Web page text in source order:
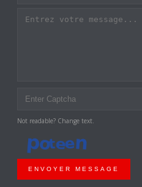
Not readable? Change text.
ENVOYER MESSAGE